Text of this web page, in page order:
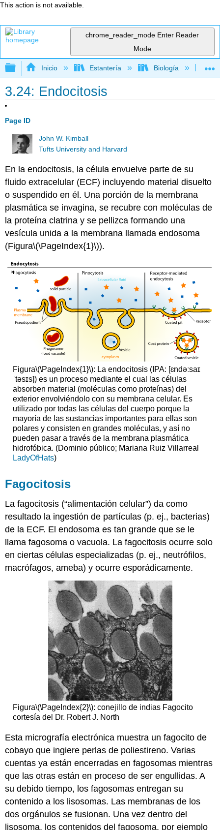
This action is not available.
chrome_reader_mode Enter Reader
Mode
Expandir/contraer jerarquía global
Inicio Estantería Biología
3.24: Endocitosis
Page ID
John W. Kimball
Tufts University and Harvard
En la endocitosis, la célula envuelve parte de su
fluido extracelular (ECF) incluyendo material disuelto
o suspendido en él. Una porción de la membrana
plasmática se invagina, se recubre con moléculas de
la proteína clatrina y se pellizca formando una
vesícula unida a la membrana llamada endosoma
(Figura\(\PageIndex{1}\)).
Figura\(\PageIndex{1}\): La endocitosis (IPA: [ɛndəːsaɪ
ˈtəsɪs]) es un proceso mediante el cual las células
absorben material (moléculas como proteínas) del
exterior envolviéndolo con su membrana celular. Es
utilizado por todas las células del cuerpo porque la
mayoría de las sustancias importantes para ellas son
polares y consisten en grandes moléculas, y así no
pueden pasar a través de la membrana plasmática
hidrofóbica. (Dominio público; Mariana Ruiz Villarreal
LadyOfHats)
Fagocitosis
La fagocitosis (“alimentación celular”) da como
resultado la ingestión de partículas (p. ej., bacterias)
de la ECF. El endosoma es tan grande que se le
llama fagosoma o vacuola. La fagocitosis ocurre solo
en ciertas células especializadas (p. ej., neutrófilos,
macrófagos, ameba) y ocurre esporádicamente.
Figura\(\PageIndex{2}\): conejillo de indias Fagocito
cortesía del Dr. Robert J. North
Esta micrografía electrónica muestra un fagocito de
cobayo que ingiere perlas de poliestireno. Varias
cuentas ya están encerradas en fagosomas mientras
que las otras están en proceso de ser engullidas. A
su debido tiempo, los fagosomas entregan su
contenido a los lisosomas. Las membranas de los
dos orgánulos se fusionan. Una vez dentro del
lisosoma, los contenidos del fagosoma, por ejemplo